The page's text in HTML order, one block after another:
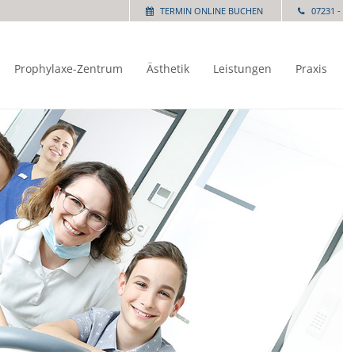
TERMIN ONLINE BUCHEN 07231 -
Prophylaxe-Zentrum Ästhetik Leistungen Praxis